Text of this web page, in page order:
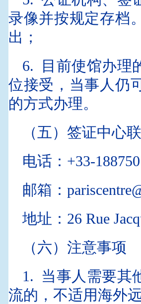
录像并按规定存档
出；
6. 目前使馆办理
位接受，当事人仍
的方式办理。
（五）签证中心
电话：+33-
邮箱：
地址：26 Rue
（六）注意事项
1. 当事人需要其
流的，不适用海外